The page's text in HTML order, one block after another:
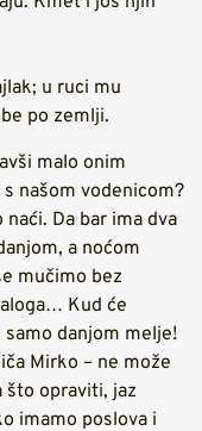
u ruci mu
po zemlji.
malo onim
našom vodenicom?
Da bar ima dva
a noćom
mučimo bez
Kud će
danjom melje!
Mirko – ne može
što opraviti, jaz
imamo poslova i